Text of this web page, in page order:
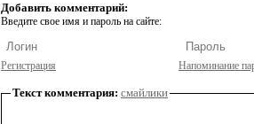
Добавить комментарий:
Введите свое имя и пароль на сайте:
Регистрация Напоминание
Текст комментария: смайлики